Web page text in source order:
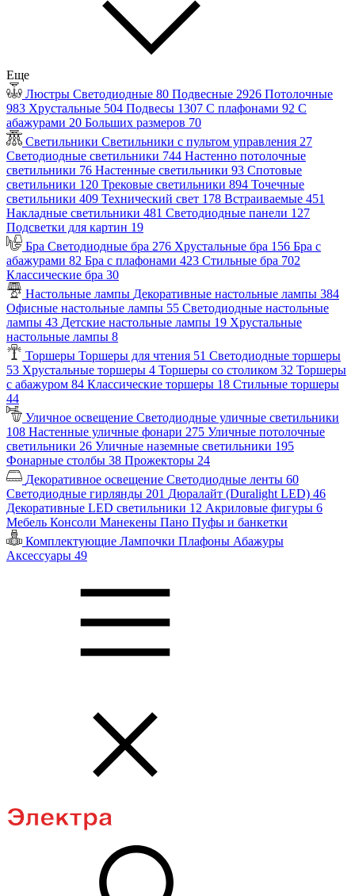
Еще
Люстры Светодиодные 80 Подвесные 2926 Потолочные
983 Хрустальные 504 Подвесы 1307 С плафонами 92 С
абажурами 20 Больших размеров 70
Светильники Светильники с пультом управления 27
Светодиодные светильники 744 Настенно потолочные
светильники 76 Настенные светильники 93 Спотовые
светильники 120 Трековые светильники 894 Точечные
светильники 409 Технический свет 178 Встраиваемые 451
Накладные светильники 481 Светодиодные панели 127
Подсветки для картин 19
Бра Светодиодные бра 276 Хрустальные бра 156 Бра с
абажурами 82 Бра с плафонами 423 Стильные бра 702
Классические бра 30
Настольные лампы Декоративные настольные лампы 384
Офисные настольные лампы 55 Светодиодные настольные
лампы 43 Детские настольные лампы 19 Хрустальные
настольные лампы 8
Торшеры Торшеры для чтения 51 Светодиодные торшеры
53 Хрустальные торшеры 4 Торшеры со столиком 32 Торшеры
с абажуром 84 Классические торшеры 18 Стильные торшеры
44
Уличное освещение Светодиодные уличные светильники
108 Настенные уличные фонари 275 Уличные потолочные
светильники 26 Уличные наземные светильники 195
Фонарные столбы 38 Прожекторы 24
Декоративное освещение Светодиодные ленты 60
Светодиодные гирлянды 201 Дюралайт (Duralight LED) 46
Декоративные LED светильники 12 Акриловые фигуры 6
Мебель Консоли Манекены Пано Пуфы и банкетки
Комплектующие Лампочки Плафоны Абажуры
Аксессуары 49